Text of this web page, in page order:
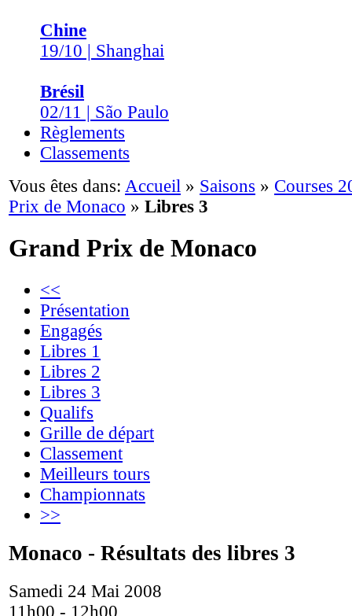
Chine
19/10 | Shanghai
Brésil
02/11 | São Paulo
Règlements
Classements
Vous êtes dans: Accueil » Saisons » Courses
Prix de Monaco » Libres 3
Grand Prix de Monaco
<<
Présentation
Engagés
Libres 1
Libres 2
Libres 3
Qualifs
Grille de départ
Classement
Meilleurs tours
Championnats
>>
Monaco - Résultats des libres 3
Samedi 24 Mai 2008
11h00 - 12h00